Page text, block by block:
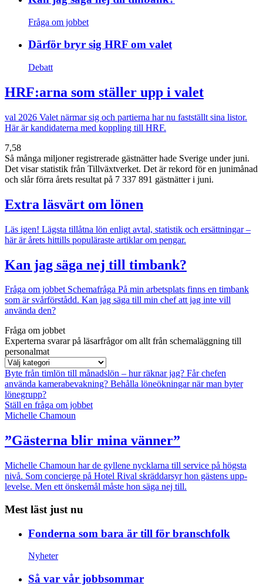
Fråga om jobbet
Därför bryr sig HRF om valet
Debatt
HRF:arna som ställer upp i valet
val 2026 Valet närmar sig och partierna har nu fastställt sina listor.
Här är kandidaterna med koppling till HRF.
7,58
Så många miljoner registrerade gästnätter hade Sverige under juni.
Det visar statistik från Tillväxtverket. Det är rekord för en junimånad
och slår förra årets resultat på 7 337 891 gästnätter i juni.
Extra läsvärt om lönen
Läs igen! Lägsta tillåtna lön enligt avtal, statistik och ersättningar –
här är årets hittills populäraste artiklar om pengar.
Kan jag säga nej till timbank?
Fråga om jobbetSchemafråga På min arbetsplats finns en timbank
som är svårförstådd. Kan jag säga till min chef att jag inte vill
använda den?
Fråga om jobbet
Experterna svarar på läsarfrågor om allt från schemaläggning till
personalmat
Byte från timlön till månadslön – hur räknar jag? Får chefen
använda kamerabevakning? Behålla löneökningar när man byter
lönegrupp?
Ställ en fråga om jobbet
Michelle Chamoun
”Gästerna blir mina vänner”
Michelle Chamoun har de gyllene nycklarna till service på högsta
nivå. Som concierge på Hotel Rival skräddarsyr hon gästens upp­
levelse. Men ett önskemål måste hon säga nej till.
Mest läst just nu
Fonderna som bara är till för branschfolk
Nyheter
Så var vår jobbsommar